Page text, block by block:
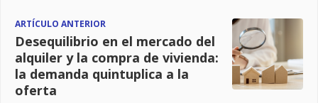
ARTÍCULO ANTERIOR
Desequilibrio en el mercado del
alquiler y la compra de vivienda:
la demanda quintuplica a la
oferta